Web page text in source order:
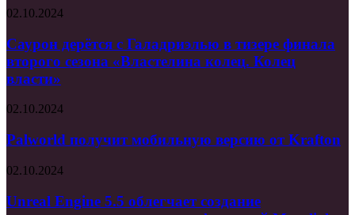
«Ёлки
(тизер)
Саурон
с
Галадриэлью
в
тизере
второго
«Властелина
Колец
02.10.2024
Саурон дерётся с Галадриэлью в тизере финала
второго сезона «Властелина колец. Колец
власти»
Palworld
мобильную
версию
от
Krafton
02.10.2024
Palworld получит мобильную версию от Krafton
Unreal
5.5
облегчает
02.10.2024
Unreal Engine 5.5 облегчает создание